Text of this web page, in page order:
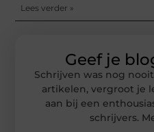
Lees verder »
Geef je
Schrijven was nog
artikelen, vergroot je
aan bij een
schrijvers.